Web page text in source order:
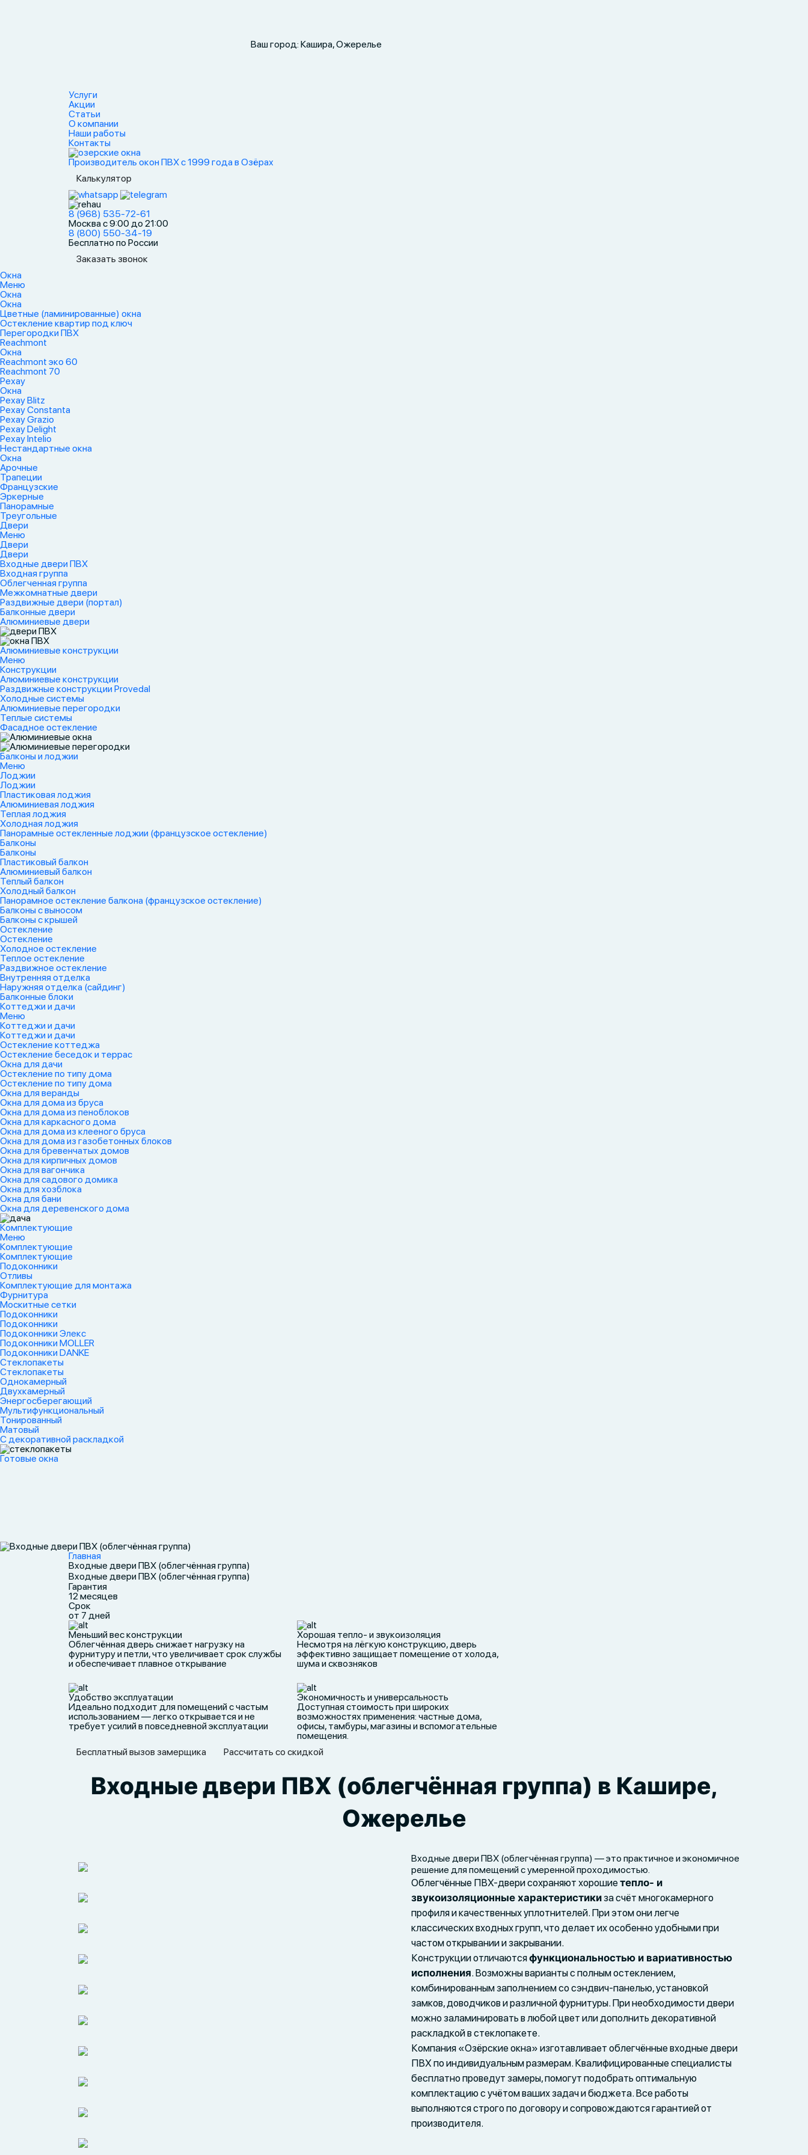
Ваш город: Кашира, Ожерелье
Услуги
Акции
Статьи
О компании
Наши работы
Контакты
Производитель окон ПВХ с 1999 года в Озёрах
Калькулятор
8 (968) 535-72-61
Москва с 9:00 до 21:00
8 (800) 550-34-19
Бесплатно по России
Заказать звонок
Окна
Меню
Окна
Окна
Цветные (ламинированные) окна
Остекление квартир под ключ
Перегородки ПВХ
Reachmont
Окна
Reachmont эко 60
Reachmont 70
Рехау
Окна
Рехау Blitz
Рехау Constanta
Рехау Grazio
Рехау Delight
Рехау Intelio
Нестандартные окна
Окна
Арочные
Трапеции
Французские
Эркерные
Панорамные
Треугольные
Двери
Меню
Двери
Двери
Входные двери ПВХ
Входная группа
Облегченная группа
Межкомнатные двери
Раздвижные двери (портал)
Балконные двери
Алюминиевые двери
Алюминиевые конструкции
Меню
Конструкции
Алюминиевые конструкции
Раздвижные конструкции Provedal
Холодные системы
Алюминиевые перегородки
Теплые системы
Фасадное остекление
Балконы и лоджии
Меню
Лоджии
Лоджии
Пластиковая лоджия
Алюминиевая лоджия
Теплая лоджия
Холодная лоджия
Панорамные остекленные лоджии (французское остекление)
Балконы
Балконы
Пластиковый балкон
Алюминиевый балкон
Теплый балкон
Холодный балкон
Панорамное остекление балкона (французское остекление)
Балконы с выносом
Балконы с крышей
Остекление
Остекление
Холодное остекление
Теплое остекление
Раздвижное остекление
Внутренняя отделка
Наружняя отделка (сайдинг)
Балконные блоки
Коттеджи и дачи
Меню
Коттеджи и дачи
Коттеджи и дачи
Остекление коттеджа
Остекление беседок и террас
Окна для дачи
Остекление по типу дома
Остекление по типу дома
Окна для веранды
Окна для дома из бруса
Окна для дома из пеноблоков
Окна для каркасного дома
Окна для дома из клееного бруса
Окна для дома из газобетонных блоков
Окна для бревенчатых домов
Окна для кирпичных домов
Окна для вагончика
Окна для садового домика
Окна для хозблока
Окна для бани
Окна для деревенского дома
Комплектующие
Меню
Комплектующие
Комплектующие
Подоконники
Отливы
Комплектующие для монтажа
Фурнитура
Москитные сетки
Подоконники
Подоконники
Подоконники Элекс
Подоконники MOLLER
Подоконники DANKE
Стеклопакеты
Стеклопакеты
Однокамерный
Двухкамерный
Энергосберегающий
Мультифункциональный
Тонированный
Матовый
С декоративной раскладкой
Готовые окна
Главная
Входные двери ПВХ (облегчённая группа)
Входные двери ПВХ (облегчённая группа)
Гарантия
12 месяцев
Срок
от 7 дней
Меньший вес конструкции
Облегчённая дверь снижает нагрузку на
фурнитуру и петли, что увеличивает срок службы
и обеспечивает плавное открывание
Хорошая тепло- и звукоизоляция
Несмотря на лёгкую конструкцию, дверь
эффективно защищает помещение от холода,
шума и сквозняков
Удобство эксплуатации
Идеально подходит для помещений с частым
использованием — легко открывается и не
требует усилий в повседневной эксплуатации
Экономичность и универсальность
Доступная стоимость при широких
возможностях применения: частные дома,
офисы, тамбуры, магазины и вспомогательные
помещения.
Бесплатный вызов замерщика
Рассчитать со скидкой
Входные двери ПВХ (облегчённая группа) в Кашире,
Ожерелье
Входные двери ПВХ (облегчённая группа) — это практичное и экономичное
решение для помещений с умеренной проходимостью.
Облегчённые ПВХ-двери сохраняют хорошиетепло- и
звукоизоляционные характеристикиза счёт многокамерного
профиля и качественных уплотнителей. При этом они легче
классических входных групп, что делает их особенно удобными при
частом открывании и закрывании.
Конструкции отличаютсяфункциональностью и вариативностью
исполнения. Возможны варианты с полным остеклением,
комбинированным заполнением со сэндвич-панелью, установкой
замков, доводчиков и различной фурнитуры. При необходимости двери
можно заламинировать в любой цвет или дополнить декоративной
раскладкой в стеклопакете.
Компания «Озёрские окна» изготавливает облегчённые входные двери
ПВХ по индивидуальным размерам. Квалифицированные специалисты
бесплатно проведут замеры, помогут подобрать оптимальную
комплектацию с учётом ваших задач и бюджета. Все работы
выполняются строго по договору и сопровождаются гарантией от
производителя.